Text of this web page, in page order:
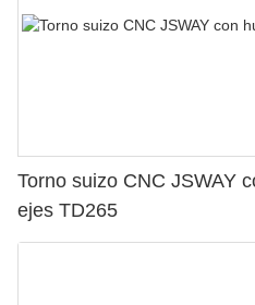
Torno suizo CNC JSWAY
ejes TD265